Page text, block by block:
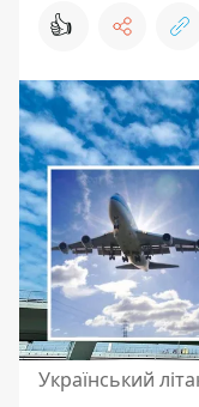
👍
Український